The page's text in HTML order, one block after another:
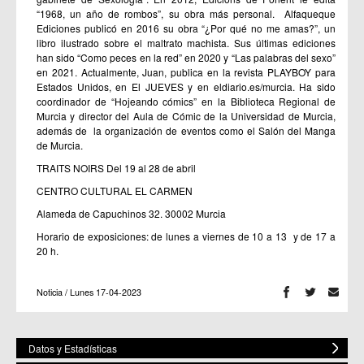
“1968, un año de rombos”, su obra más personal. Alfaqueque
Ediciones publicó en 2016 su obra “¿Por qué no me amas?”, un
libro ilustrado sobre el maltrato machista. Sus últimas ediciones
han sido “Como peces en la red” en 2020 y “Las palabras del sexo”
en 2021. Actualmente, Juan, publica en la revista PLAYBOY para
Estados Unidos, en El JUEVES y en eldiario.es/murcia. Ha sido
coordinador de “Hojeando cómics” en la Biblioteca Regional de
Murcia y director del Aula de Cómic de la Universidad de Murcia,
además de la organización de eventos como el Salón del Manga
de Murcia.
TRAITS NOIRS Del 19 al 28 de abril
CENTRO CULTURAL EL CARMEN
Alameda de Capuchinos 32. 30002 Murcia
Horario de exposiciones: de lunes a viernes de 10 a 13 y de 17 a
20 h.
Noticia / Lunes 17-04-2023
Datos y Estadísticas